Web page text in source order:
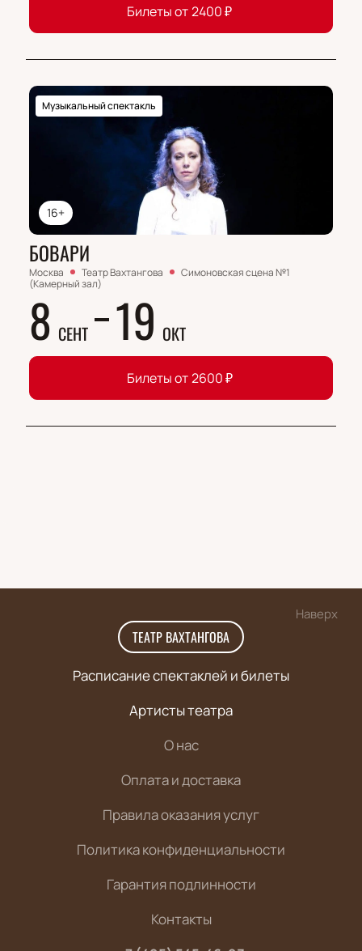
Билеты от2400₽
16+
Музыкальный спектакль
БОВАРИ
Москва Театр Вахтангова
Симоновская сцена №1
(Камерный зал)
8 СЕНТ 19 ОКТ
Билеты от 2600₽
Наверх
ТЕАТР ВАХТАНГОВА
Расписание спектаклей и билеты
Артисты театра
О нас
Оплата и доставка
Правила оказания услуг
Политика конфиденциальности
Гарантия подлинности
Контакты